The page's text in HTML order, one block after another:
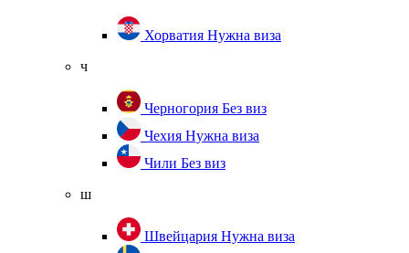
Хорватия Нужна виза
ч
Черногория Без виз
Чехия Нужна виза
Чили Без виз
ш
Швейцария Нужна виза